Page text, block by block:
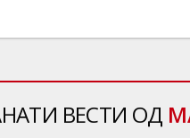
ВЕСТИ ОД